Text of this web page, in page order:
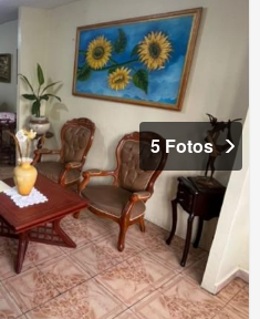
5 Fotos